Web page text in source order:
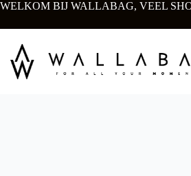
Ga
de
inhoud
WELKOM BIJ WALLABAG, VEEL